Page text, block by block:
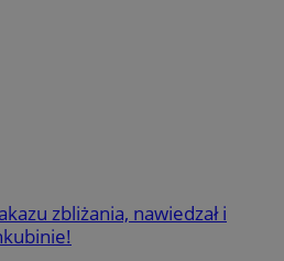
zbliżania, nawiedzał i